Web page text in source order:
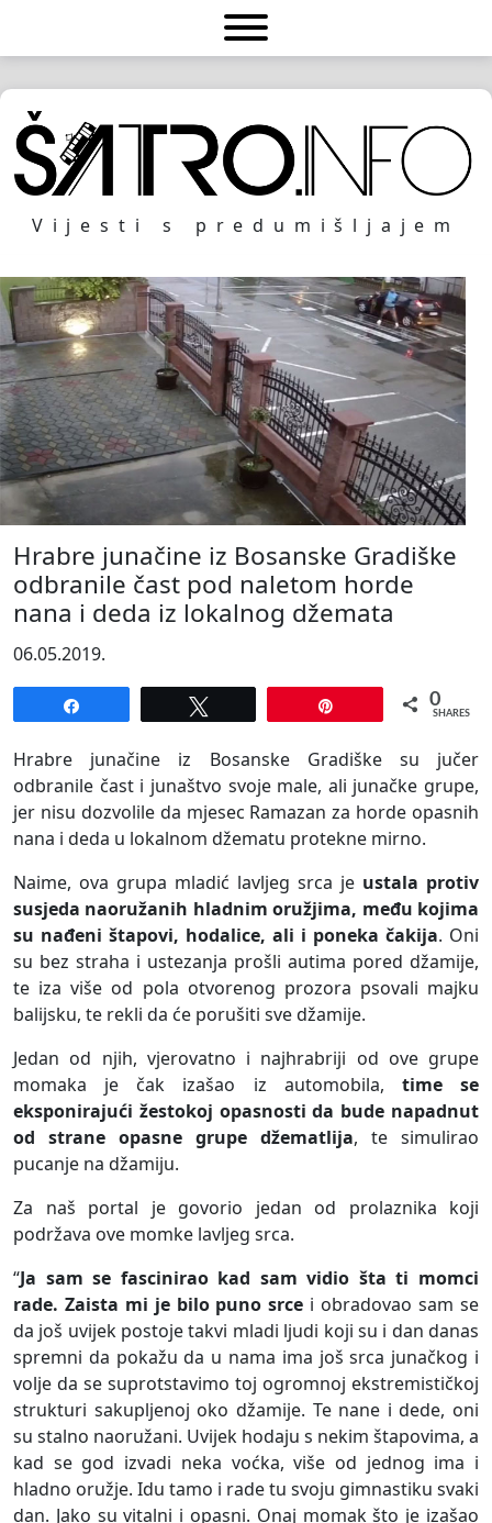
Vijesti s predumišljajem
Hrabre junačine iz Bosanske Gradiške
odbranile čast pod naletom horde
nana i deda iz lokalnog džemata
06.05.2019.
0
SHARES
Hrabre junačine iz Bosanske Gradiške su jučer
odbranile čast i junaštvo svoje male, ali junačke grupe,
jer nisu dozvolile da mjesec Ramazan za horde opasnih
nana i deda u lokalnom džematu protekne mirno.
Naime, ova grupa mladić lavljeg srca je ustala protiv
susjeda naoružanih hladnim oružjima, među kojima
su nađeni štapovi, hodalice, ali i poneka čakija. Oni
su bez straha i ustezanja prošli autima pored džamije,
te iza više od pola otvorenog prozora psovali majku
balijsku, te rekli da će porušiti sve džamije.
Jedan od njih, vjerovatno i najhrabriji od ove grupe
momaka je čak izašao iz automobila, time se
eksponirajući žestokoj opasnosti da bude napadnut
od strane opasne grupe džematlija, te simulirao
pucanje na džamiju.
Za naš portal je govorio jedan od prolaznika koji
podržava ove momke lavljeg srca.
“Ja sam se fascinirao kad sam vidio šta ti momci
rade. Zaista mi je bilo puno srce i obradovao sam se
da još uvijek postoje takvi mladi ljudi koji su i dan danas
spremni da pokažu da u nama ima još srca junačkog i
volje da se suprotstavimo toj ogromnoj ekstremističkoj
strukturi sakupljenoj oko džamije. Te nane i dede, oni
su stalno naoružani. Uvijek hodaju s nekim štapovima, a
kad se god izvadi neka voćka, više od jednog ima i
hladno oružje. Idu tamo i rade tu svoju gimnastiku svaki
dan. Jako su vitalni i opasni. Onaj momak što je izašao